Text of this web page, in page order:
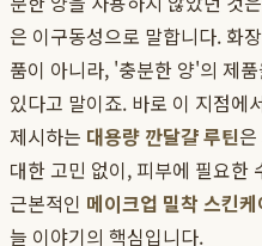
은 이구동성으로 말합니다. 화
품이 아니라, '충분한 양'의 제
있다고 말이죠. 바로 이 지점에
제시하는 대용량 깐달걀 루틴
대한 고민 없이, 피부에 필요한
근본적인 메이크업 밀착 스킨케
늘 이야기의 핵심입니다.